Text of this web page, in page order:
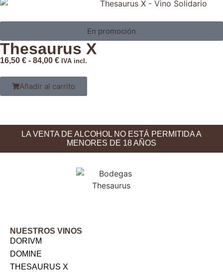
En promoción
Thesaurus X
16,50 € - 84,00 € IVA incl.
Añadir al carrito
LA VENTA DE ALCOHOL NO ESTÁ PERMITIDA A
MENORES DE 18 AÑOS
NUESTROS VINOS
DORIVM
DOMINE
THESAURUS X